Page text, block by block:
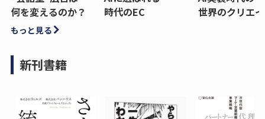
何を変えるのか？
時代のEC
世界のクリエ
もっと見る
新刊書籍